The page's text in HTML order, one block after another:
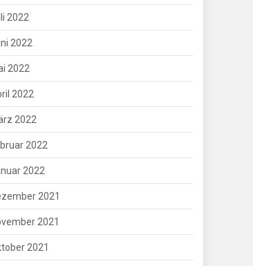
2022
2022
2022
2022
2022
2022
2022
2021
2021
2021